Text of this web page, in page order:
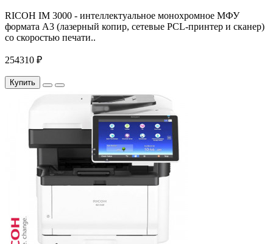
RICOH IM 3000 - интеллектуальное монохромное МФУ
формата А3 (лазерный копир, сетевые PCL-принтер и сканер)
со скоростью печати..
254310 ₽
Купить